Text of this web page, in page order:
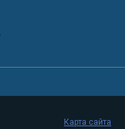
Карта сайта